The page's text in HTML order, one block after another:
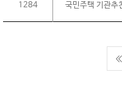
1284 국민주택 기관추